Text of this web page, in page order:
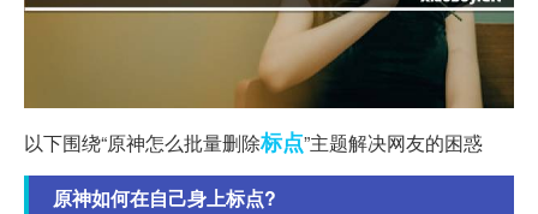
以下围绕“原神怎么批量删除标点”主题解决网友的困惑
原神如何在自己身上标点?